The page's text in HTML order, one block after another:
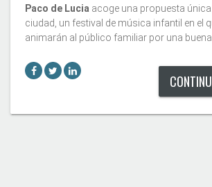
Paco de Lucia acoge una propuesta
ciudad, un festival de música infantil en el
animarán al público familiar por una